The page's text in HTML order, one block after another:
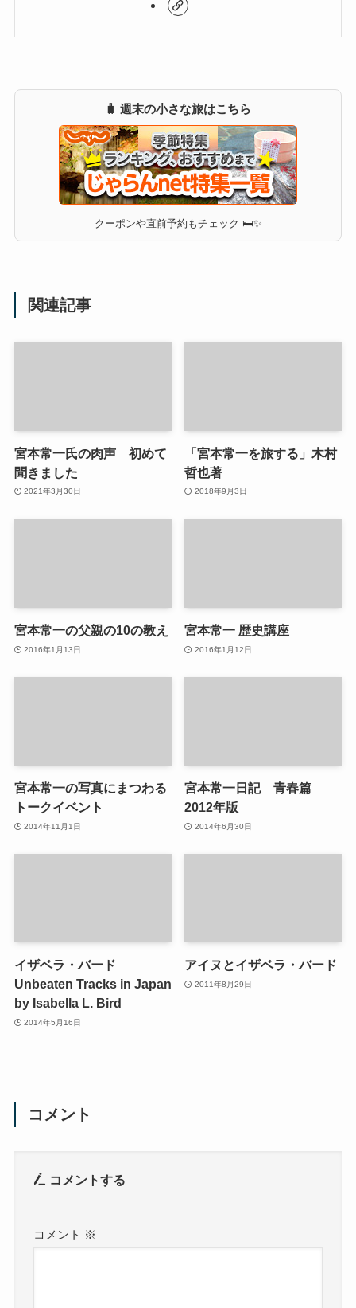
🧳 週末の小さな旅はこちら
クーポンや直前予約もチェック 🛏✨
関連記事
宮本常一氏の肉声 初めて
聞きました
2021年3月30日
「宮本常一を旅する」木村
哲也著
2018年9月3日
宮本常一の父親の10の教え
2016年1月13日
宮本常一 歴史講座
2016年1月12日
宮本常一の写真にまつわる
トークイベント
2014年11月1日
宮本常一日記 青春篇
2012年版
2014年6月30日
イザベラ・バード
Unbeaten Tracks in Japan
by Isabella L. Bird
2014年5月16日
アイヌとイザベラ・バード
2011年8月29日
コメント
コメントする
コメント ※